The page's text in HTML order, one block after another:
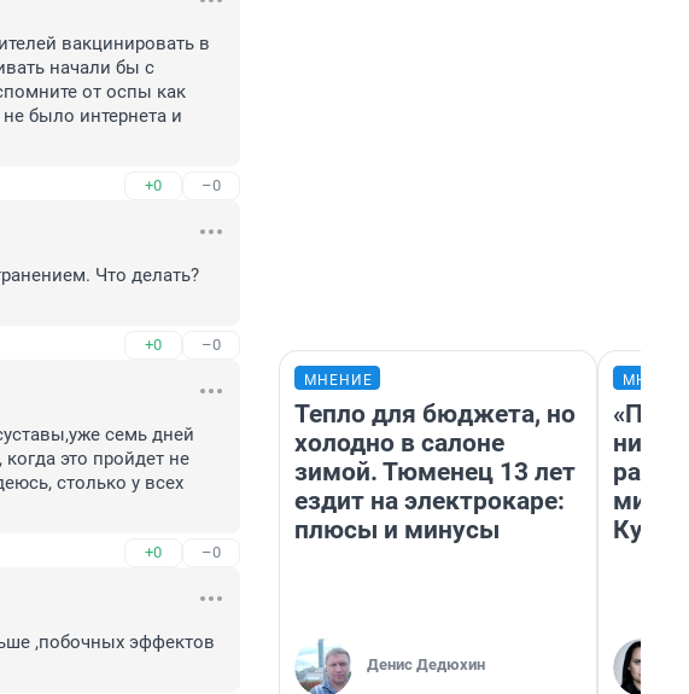
вакцинировать в
начали бы с
от оспы как
было интернета и
+0 –0
Что делать?
+0 –0
семь дней
это пройдет не
столько у всех
+0 –0
,побочных эффектов
МНЕНИЕ
Тепло для бюджета, но
холодно в салоне
зимой. Тюменец 13 лет
ездит на электрокаре:
плюсы и минусы
Денис Дедюхин
Кузи